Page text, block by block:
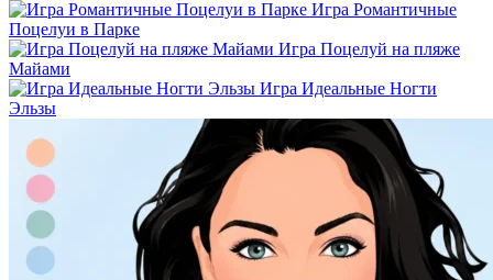
Игра Романтичные
Поцелуи в Парке
Игра Поцелуй на пляже
Майами
Игра Идеальные Ногти
Эльзы